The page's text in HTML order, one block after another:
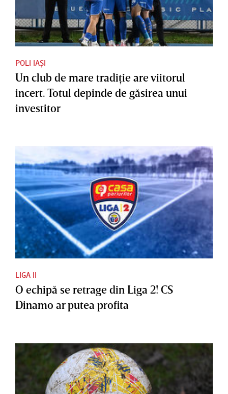
POLI IAȘI
Un club de mare tradiţie are viitorul
incert. Totul depinde de găsirea unui
investitor
LIGA II
O echipă se retrage din Liga 2! CS
Dinamo ar putea profita